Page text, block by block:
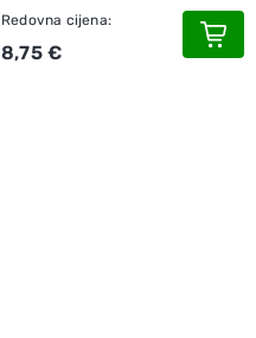
Redovna cijena:
8,75 €